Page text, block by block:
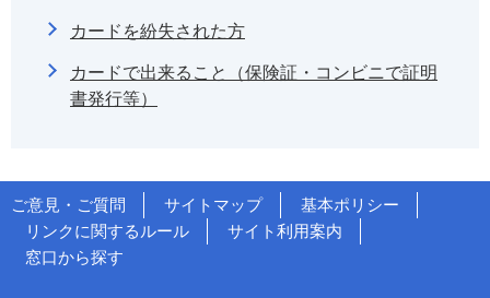
カードを紛失された方
カードで出来ること（保険証・コンビニで証明
書発行等）
ご意見・ご質問 サイトマップ
基本ポリシー
リンクに関するルール
サイト利用案内
窓口から探す